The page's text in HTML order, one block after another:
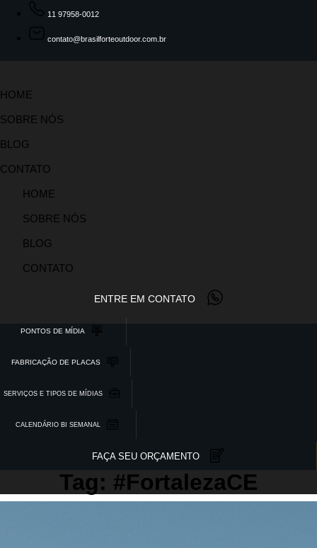
11 97958-0012
contato@brasilforteoutdoor.com.br
HOME
SOBRE NÓS
BLOG
CONTATO
HOME
SOBRE NÓS
BLOG
CONTATO
ENTRE EM CONTATO
PONTOS DE MÍDIA
FABRICAÇÃO DE PLACAS
SERVIÇOS E TIPOS DE MÍDIAS
CALENDÁRIO BI SEMANAL
FAÇA SEU ORÇAMENTO
Tag: #FortalezaCE